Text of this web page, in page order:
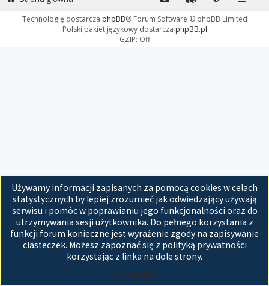
Używamy informacji zapisanych za pomocą cookies w celach
statystycznych by lepiej zrozumieć jak odwiedzający używają
serwisu i pomóc w poprawianiu jego funkcjonalności oraz do
utrzymywania sesji użytkownika. Do pełnego korzystania z
funkcji forum konieczne jest wyrażenie zgody na zapisywanie
ciasteczek. Możesz zapoznać się z polityką prywatności
korzystając z linka na dole strony.
Akceptuję
Technologię dostarcza phpBB® Forum Software © phpBB Limited
Polski pakiet językowy dostarcza phpBB.pl
GZIP: Off